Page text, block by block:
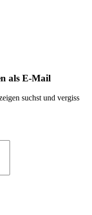
als E-Mail
suchst und vergiss